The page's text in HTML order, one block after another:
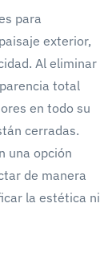
para
exterior,
Al eliminar
total
en todo su
cerradas.
una opción
de manera
la estética ni